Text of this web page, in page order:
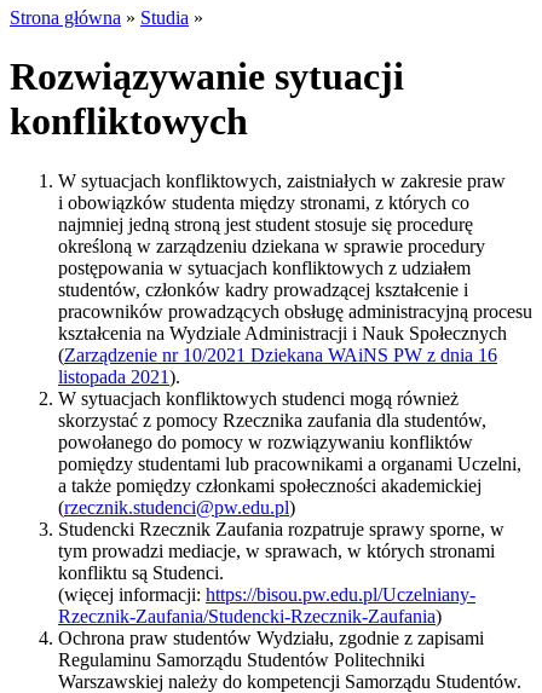
Strona główna » Studia »
Rozwiązywanie sytuacji
konfliktowych
W sytuacjach konfliktowych, zaistniałych w zakresie praw
i obowiązków studenta między stronami, z których co
najmniej jedną stroną jest student stosuje się procedurę
określoną w zarządzeniu dziekana w sprawie procedury
postępowania w sytuacjach konfliktowych z udziałem
studentów, członków kadry prowadzącej kształcenie i
pracowników prowadzących obsługę administracyjną procesu
kształcenia na Wydziale Administracji i Nauk Społecznych
(Zarządzenie nr 10/2021 Dziekana WAiNS PW z dnia 16
listopada 2021).
W sytuacjach konfliktowych studenci mogą również
skorzystać z pomocy Rzecznika zaufania dla studentów,
powołanego do pomocy w rozwiązywaniu konfliktów
pomiędzy studentami lub pracownikami a organami Uczelni,
a także pomiędzy członkami społeczności akademickiej
(rzecznik.studenci@pw.edu.pl)
Studencki Rzecznik Zaufania rozpatruje sprawy sporne, w
tym prowadzi mediacje, w sprawach, w których stronami
konfliktu są Studenci.
(więcej informacji: https://bisou.pw.edu.pl/Uczelniany-
Rzecznik-Zaufania/Studencki-Rzecznik-Zaufania)
Ochrona praw studentów Wydziału, zgodnie z zapisami
Regulaminu Samorządu Studentów Politechniki
Warszawskiej należy do kompetencji Samorządu Studentów.